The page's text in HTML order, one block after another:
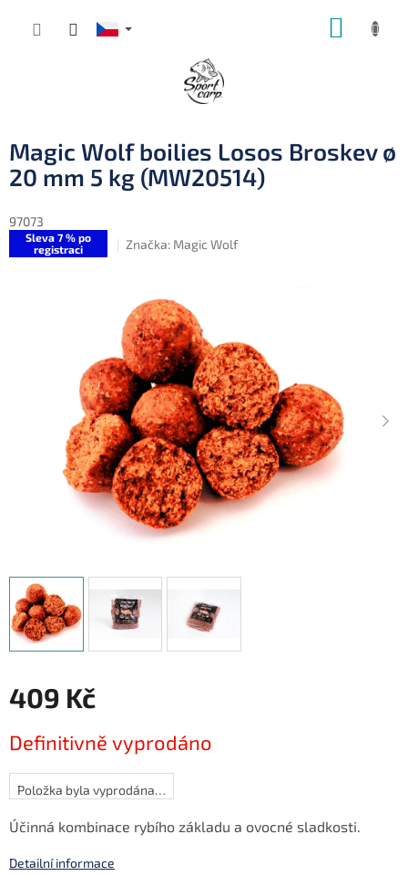
Magic Wolf boilies Losos Broskev ø
20 mm 5 kg (MW20514)
97073
Sleva 7 % po
registraci
Značka: Magic Wolf
409 Kč
cena:
Definitivně vyprodáno
Položka byla vyprodána…
Účinná kombinace rybího základu a ovocné sladkosti.
Detailní informace